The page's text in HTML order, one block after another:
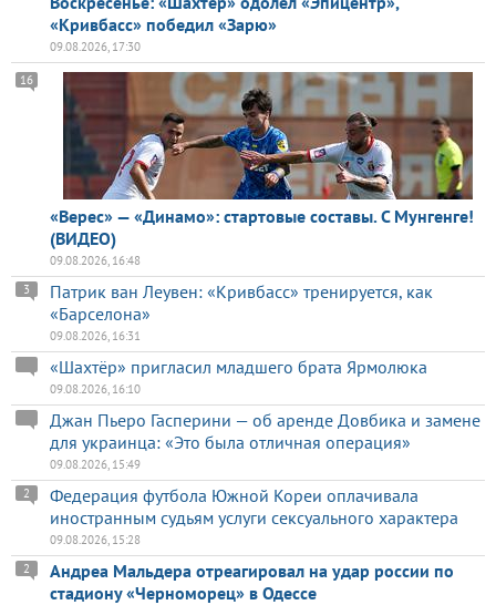
«Кривбасс» победил «Зарю»
09.08.2026, 17:30
«Верес» — «Динамо»: стартовые составы. С Мунгенге!
(ВИДЕО)
16
09.08.2026, 16:48
Патрик ван Леувен: «Кривбасс» тренируется, как
«Барселона»
3
09.08.2026, 16:31
«Шахтёр» пригласил младшего брата Ярмолюка
09.08.2026, 16:10
Джан Пьеро Гасперини — об аренде Довбика и замене
для украинца: «Это была отличная операция»
09.08.2026, 15:49
Федерация футбола Южной Кореи оплачивала
иностранным судьям услуги сексуального характера
2
09.08.2026, 15:28
Андреа Мальдера отреагировал на удар россии по
стадиону «Черноморец» в Одессе
2